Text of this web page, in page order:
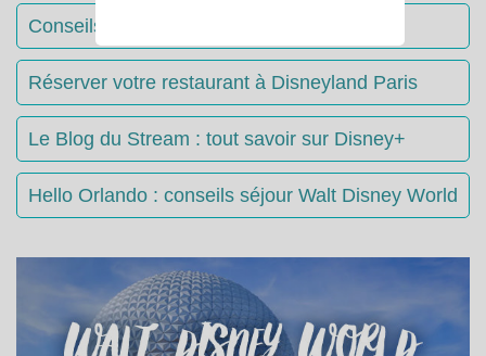
Conseils & Astuces Disneyland Paris
Réserver votre restaurant à Disneyland Paris
Le Blog du Stream : tout savoir sur Disney+
Hello Orlando : conseils séjour Walt Disney World